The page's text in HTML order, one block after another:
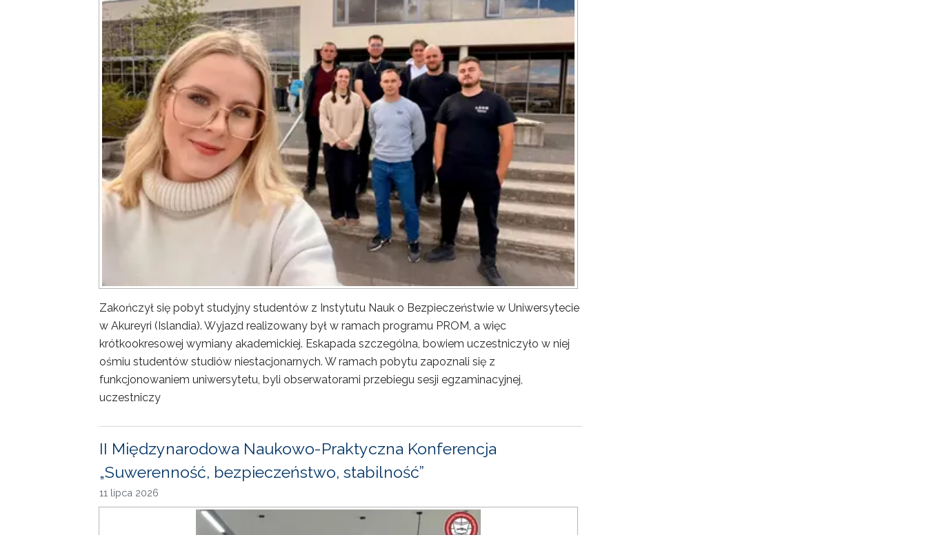
Zakończył się pobyt studyjny studentów z Instytutu Nauk o Bezpieczeństwie w Uniwersytecie
w Akureyri (Islandia). Wyjazd realizowany był w ramach programu PROM, a więc
krótkookresowej wymiany akademickiej. Eskapada szczególna, bowiem uczestniczyło w niej
ośmiu studentów studiów niestacjonarnych. W ramach pobytu zapoznali się z
funkcjonowaniem uniwersytetu, byli obserwatorami przebiegu sesji egzaminacyjnej,
uczestniczy
II Międzynarodowa Naukowo-Praktyczna Konferencja
„Suwerenność, bezpieczeństwo, stabilność”
11 lipca 2026